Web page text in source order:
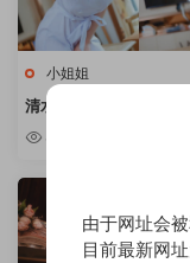
小姐姐
清水由乃 – 性感写真套
续更新]
由于网址会
目前最新网址